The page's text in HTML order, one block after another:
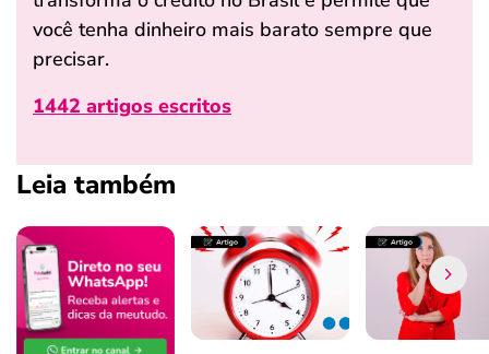
você tenha dinheiro mais barato sempre que
precisar.
1442 artigos escritos
Leia também